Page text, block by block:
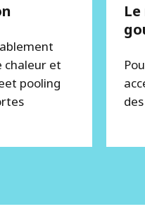
chaleur et
pooling